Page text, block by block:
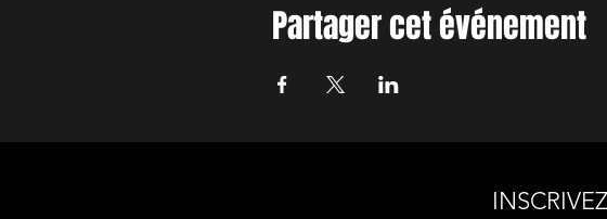
Partager cet événement